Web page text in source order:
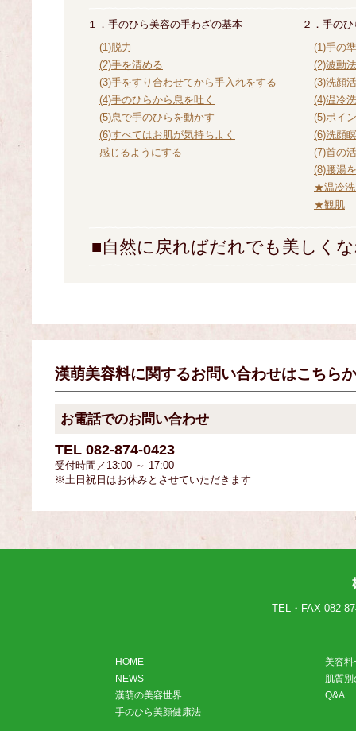
１．手のひら美容の手わざの基本
(1)脱力
(2)手を清める
(3)手をすり合わせてから手入れをする
(4)手のひらから息を吐く
(5)息で手のひらを動かす
(6)すべてはお肌が気持ちよく
感じるようにする
２．手の
(1)手の
(2)波動法
(3)洗顔
(4)温冷
(5)ポイ
(6)洗顔
(7)首の
(8)腰湯
★温冷洗
★観肌
■自然に戻ればだれでも美しく
漢萌美容料に関するお問い合わせはこちら
お電話でのお問い合わせ
TEL082-874-0423
受付時間／13:00 ～ 17:00
※土日祝日はお休みとさせていただきます
TEL・FAX 082-
HOME
NEWS
漢萌の美容世界
手のひら美顔健康法
美容料
肌質
Q&A